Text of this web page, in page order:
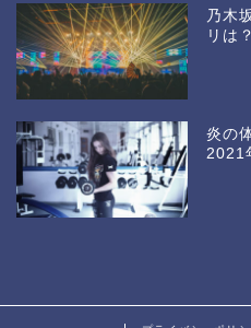
乃木
リは
炎の
2021